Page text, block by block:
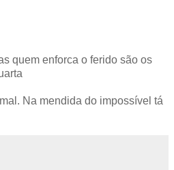
quem enforca o ferido são os
Na mendida do impossível tá